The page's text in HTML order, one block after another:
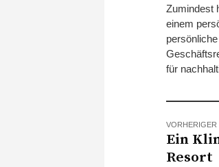
Zumindest
einem
für
VORHERIGER
Ein
Resort